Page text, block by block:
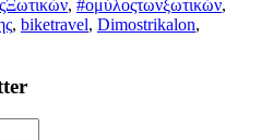
, #ομύλοςτωνξωτικών,
, biketravel, Dimostrikalon,